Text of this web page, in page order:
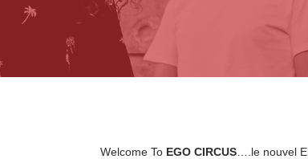
Welcome To EGO CIRCUS ….le nouvel